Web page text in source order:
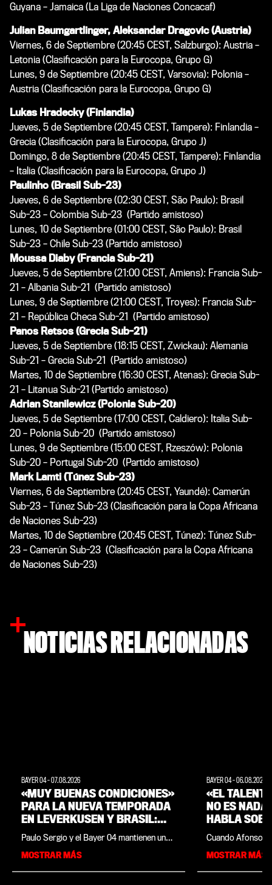
Guyana – Jamaica (La Liga de Naciones Concacaf)
Julian Baumgartlinger, Aleksandar Dragovic (Austria)
Viernes, 6 de Septiembre (20:45 CEST, Salzburgo): Austria –
Letonia (Clasificación para la Eurocopa, Grupo G)
Lunes, 9 de Septiembre (20:45 CEST, Varsovia): Polonia –
Austria (Clasificación para la Eurocopa, Grupo G)
Lukas Hradecky (Finlandia)
Jueves, 5 de Septiembre (20:45 CEST, Tampere): Finlandia –
Grecia (Clasificación para la Eurocopa, Grupo J)
Domingo, 8 de Septiembre (20:45 CEST, Tampere): Finlandia
– Italia (Clasificación para la Eurocopa, Grupo J)
Paulinho (Brasil Sub-23)
Jueves, 6 de Septiembre (02:30 CEST, São Paulo): Brasil
Sub-23 – Colombia Sub-23 (Partido amistoso)
Lunes, 10 de Septiembre (01:00 CEST, São Paulo): Brasil
Sub-23 – Chile Sub-23 (Partido amistoso)
Moussa Diaby (Francia Sub-21)
Jueves, 5 de Septiembre (21:00 CEST, Amiens): Francia Sub-
21 – Albania Sub-21 (Partido amistoso)
Lunes, 9 de Septiembre (21:00 CEST, Troyes): Francia Sub-
21 – República Checa Sub-21 (Partido amistoso)
Panos Retsos (Grecia Sub-21)
Jueves, 5 de Septiembre (18:15 CEST, Zwickau): Alemania
Sub-21 – Grecia Sub-21 (Partido amistoso)
Martes, 10 de Septiembre (16:30 CEST, Atenas): Grecia Sub-
21 – Litanua Sub-21 (Partido amistoso)
Adrian Stanilewicz (Polonia Sub-20)
Jueves, 5 de Septiembre (17:00 CEST, Caldiero): Italia Sub-
20 – Polonia Sub-20 (Partido amistoso)
Lunes, 9 de Septiembre (15:00 CEST, Rzeszów): Polonia
Sub-20 – Portugal Sub-20 (Partido amistoso)
Mark Lamti (Túnez Sub-23)
Viernes, 6 de Septiembre (20:45 CEST, Yaundé): Camerún
Sub-23 – Túnez Sub-23 (Clasificación para la Copa Africana
de Naciones Sub-23)
Martes, 10 de Septiembre (20:45 CEST, Túnez): Túnez Sub-
23 – Camerún Sub-23 (Clasificación para la Copa Africana
de Naciones Sub-23)
NOTICIAS RELACIONADAS
BAYER 04-07.08.2026
«MUY BUENAS CONDICIONES»
PARA LA NUEVA TEMPORADA
EN LEVERKUSEN Y BRASIL:
ENTREVISTA A LA LEYENDA
DEL CLUB, PAULO SERGIO
Paulo Sergio y el Bayer 04 mantienen un
estrecho vínculo, sobre todo desde la
concentración de pretemporada que el
MOSTRAR MÁS
BAYER 04-06.08.2026
«EL
NO ES
HABLA
FAMILIA Y
Cuando Afonso
entrevista con
hace es respirar
MOSTRAR MÁS